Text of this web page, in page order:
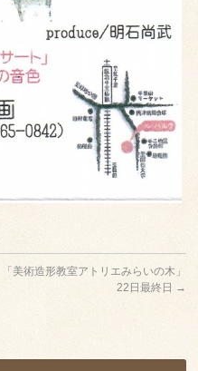
「美術造形教室アトリエみらいの木」
22日最終日 →